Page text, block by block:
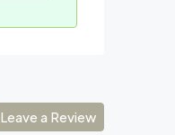
Leave a Review